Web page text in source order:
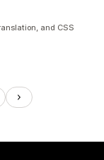
and CSS